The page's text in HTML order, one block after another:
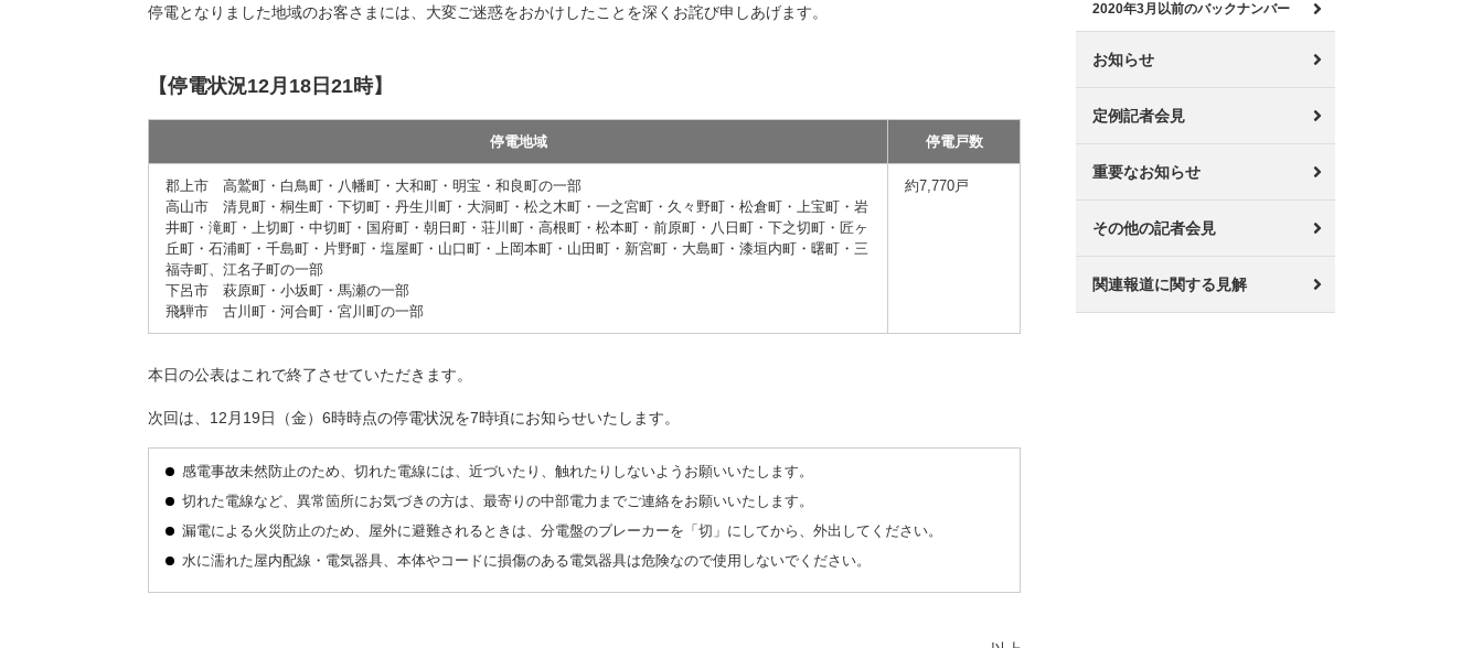
停電となりました地域のお客さまには、大変ご迷惑をおかけしたことを深くお詫び申しあげます。
【停電状況12月18日21時】
停電地域 停電戸数
郡上市 高鷲町・白鳥町・八幡町・大和町・明宝・和良町の一部
高山市 清見町・桐生町・下切町・丹生川町・大洞町・松之木町・一之宮町・久々野町・松倉町・上宝町・岩
井町・滝町・上切町・中切町・国府町・朝日町・荘川町・高根町・松本町・前原町・八日町・下之切町・匠ヶ
丘町・石浦町・千島町・片野町・塩屋町・山口町・上岡本町・山田町・新宮町・大島町・漆垣内町・曙町・三
福寺町、江名子町の一部
下呂市 萩原町・小坂町・馬瀬の一部
飛騨市 古川町・河合町・宮川町の一部
約7,770戸
本日の公表はこれで終了させていただきます。
次回は、12月19日（金）6時時点の停電状況を7時頃にお知らせいたします。
感電事故未然防止のため、切れた電線には、近づいたり、触れたりしないようお願いいたします。
切れた電線など、異常箇所にお気づきの方は、最寄りの中部電力までご連絡をお願いいたします。
漏電による火災防止のため、屋外に避難されるときは、分電盤のブレーカーを「切」にしてから、外出してください。
水に濡れた屋内配線・電気器具、本体やコードに損傷のある電気器具は危険なので使用しないでください。
2020年3月以前のバックナンバー
お知らせ
定例記者会見
重要なお知らせ
その他の記者会見
関連報道に関する見解